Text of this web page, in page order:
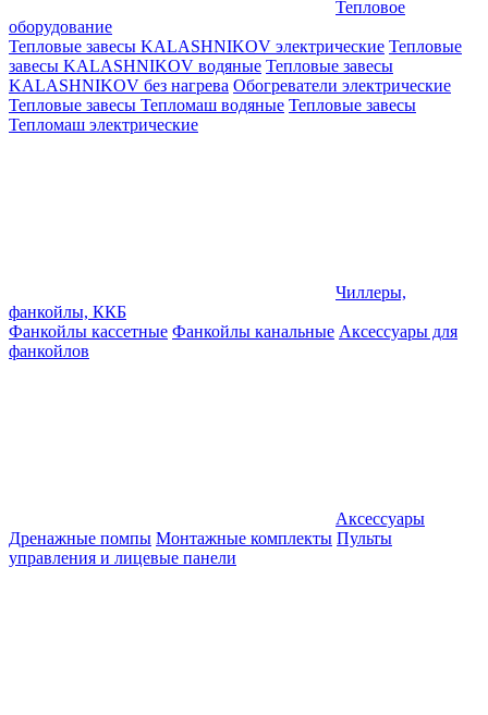
Тепловое
оборудование
Тепловые завесы KALASHNIKOV электрические Тепловые
завесы KALASHNIKOV водяные Тепловые завесы
KALASHNIKOV без нагрева Обогреватели электрические
Тепловые завесы Тепломаш водяные Тепловые завесы
Тепломаш электрические
Чиллеры,
фанкойлы, ККБ
Фанкойлы кассетные Фанкойлы канальные Аксессуары для
фанкойлов
Аксессуары
Дренажные помпы Монтажные комплекты Пульты
управления и лицевые панели